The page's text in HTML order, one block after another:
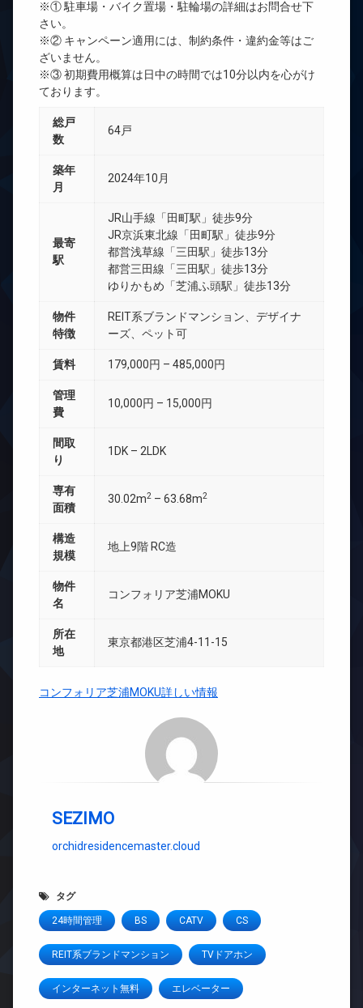
※① 駐車場・バイク置場・駐輪場の詳細はお問合せ下
さい。
※② キャンペーン適用には、制約条件・違約金等はご
ざいません。
※③ 初期費用概算は日中の時間では10分以内を心がけ
ております。
総戸
数
64戸
築年
月
2024年10月
最寄
駅
JR山手線「田町駅」徒歩9分
JR京浜東北線「田町駅」徒歩9分
都営浅草線「三田駅」徒歩13分
都営三田線「三田駅」徒歩13分
ゆりかもめ「芝浦ふ頭駅」徒歩13分
物件
特徴
REIT系ブランドマンション、デザイナ
ーズ、ペット可
賃料 179,000円 – 485,000円
管理
費
10,000円 – 15,000円
間取
り
1DK – 2LDK
専有
面積
30.02m2 – 63.68m2
構造
規模
地上9階 RC造
物件
名
コンフォリア芝浦MOKU
所在
地
東京都港区芝浦4-11-15
コンフォリア芝浦MOKU詳しい情報
SEZIMO
orchidresidencemaster.cloud
タグ
24時間管理 BS CATV CS
REIT系ブランドマンション TVドアホン
インターネット無料 エレベーター